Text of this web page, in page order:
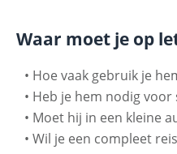
Waar moet je op
• Hoe vaak gebruik je
• Heb je hem nodig voor
• Moet hij in een kleine
• Wil je een compleet